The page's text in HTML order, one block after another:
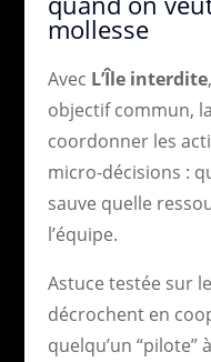
mollesse
Avec L’Île interdite
objectif commun,
coordonner les
micro-décisions :
sauve quelle
l’équipe.
Astuce testée sur
décrochent en
quelqu’un “pilote”